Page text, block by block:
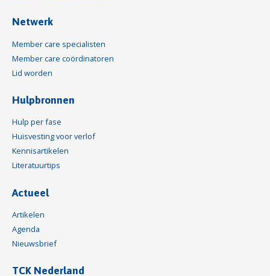
Netwerk
Member care specialisten
Member care coördinatoren
Lid worden
Hulpbronnen
Hulp per fase
Huisvesting voor verlof
Kennisartikelen
Literatuurtips
Actueel
Artikelen
Agenda
Nieuwsbrief
TCK Nederland